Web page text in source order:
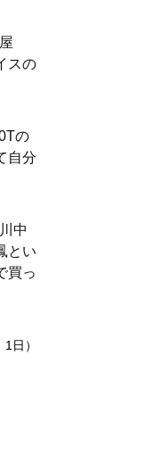
スの
の
自分
中
とい
買っ
日）